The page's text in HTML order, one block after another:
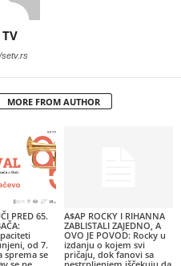
TV
setv.rs
MORE FROM AUTHOR
PRED 65.
od 7.
sprema se
A$AP ROCKY I RIHANNA
ZABLISTALI ZAJEDNO, A
OVO JE POVOD: Rocky u
izdanju o kojem svi
pričaju, dok fanovi sa